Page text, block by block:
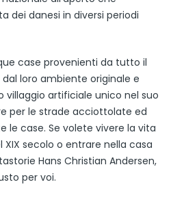
dei danesi in diversi periodi
case provenienti da tutto il
loro ambiente originale e
villaggio artificiale unico nel suo
per le strade acciottolate ed
case. Se volete vivere la vita
secolo o entrare nella casa
Hans Christian Andersen,
per voi.